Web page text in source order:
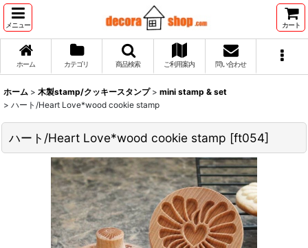
メニュー カート
ホーム カテゴリ 商品検索 ご利用案内 問い合わせ
ホーム > 木製stamp/クッキースタンプ > mini stamp & set
> ハート/Heart Love*wood cookie stamp
ハート/Heart Love*wood cookie stamp [ft054]